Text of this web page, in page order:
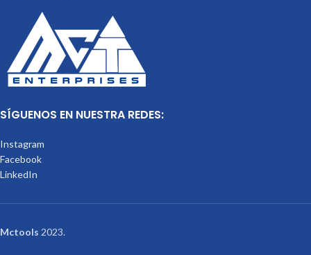
SÍGUENOS EN NUESTRA REDES:
Instagram
Facebook
LinkedIn
Mctools 2023.